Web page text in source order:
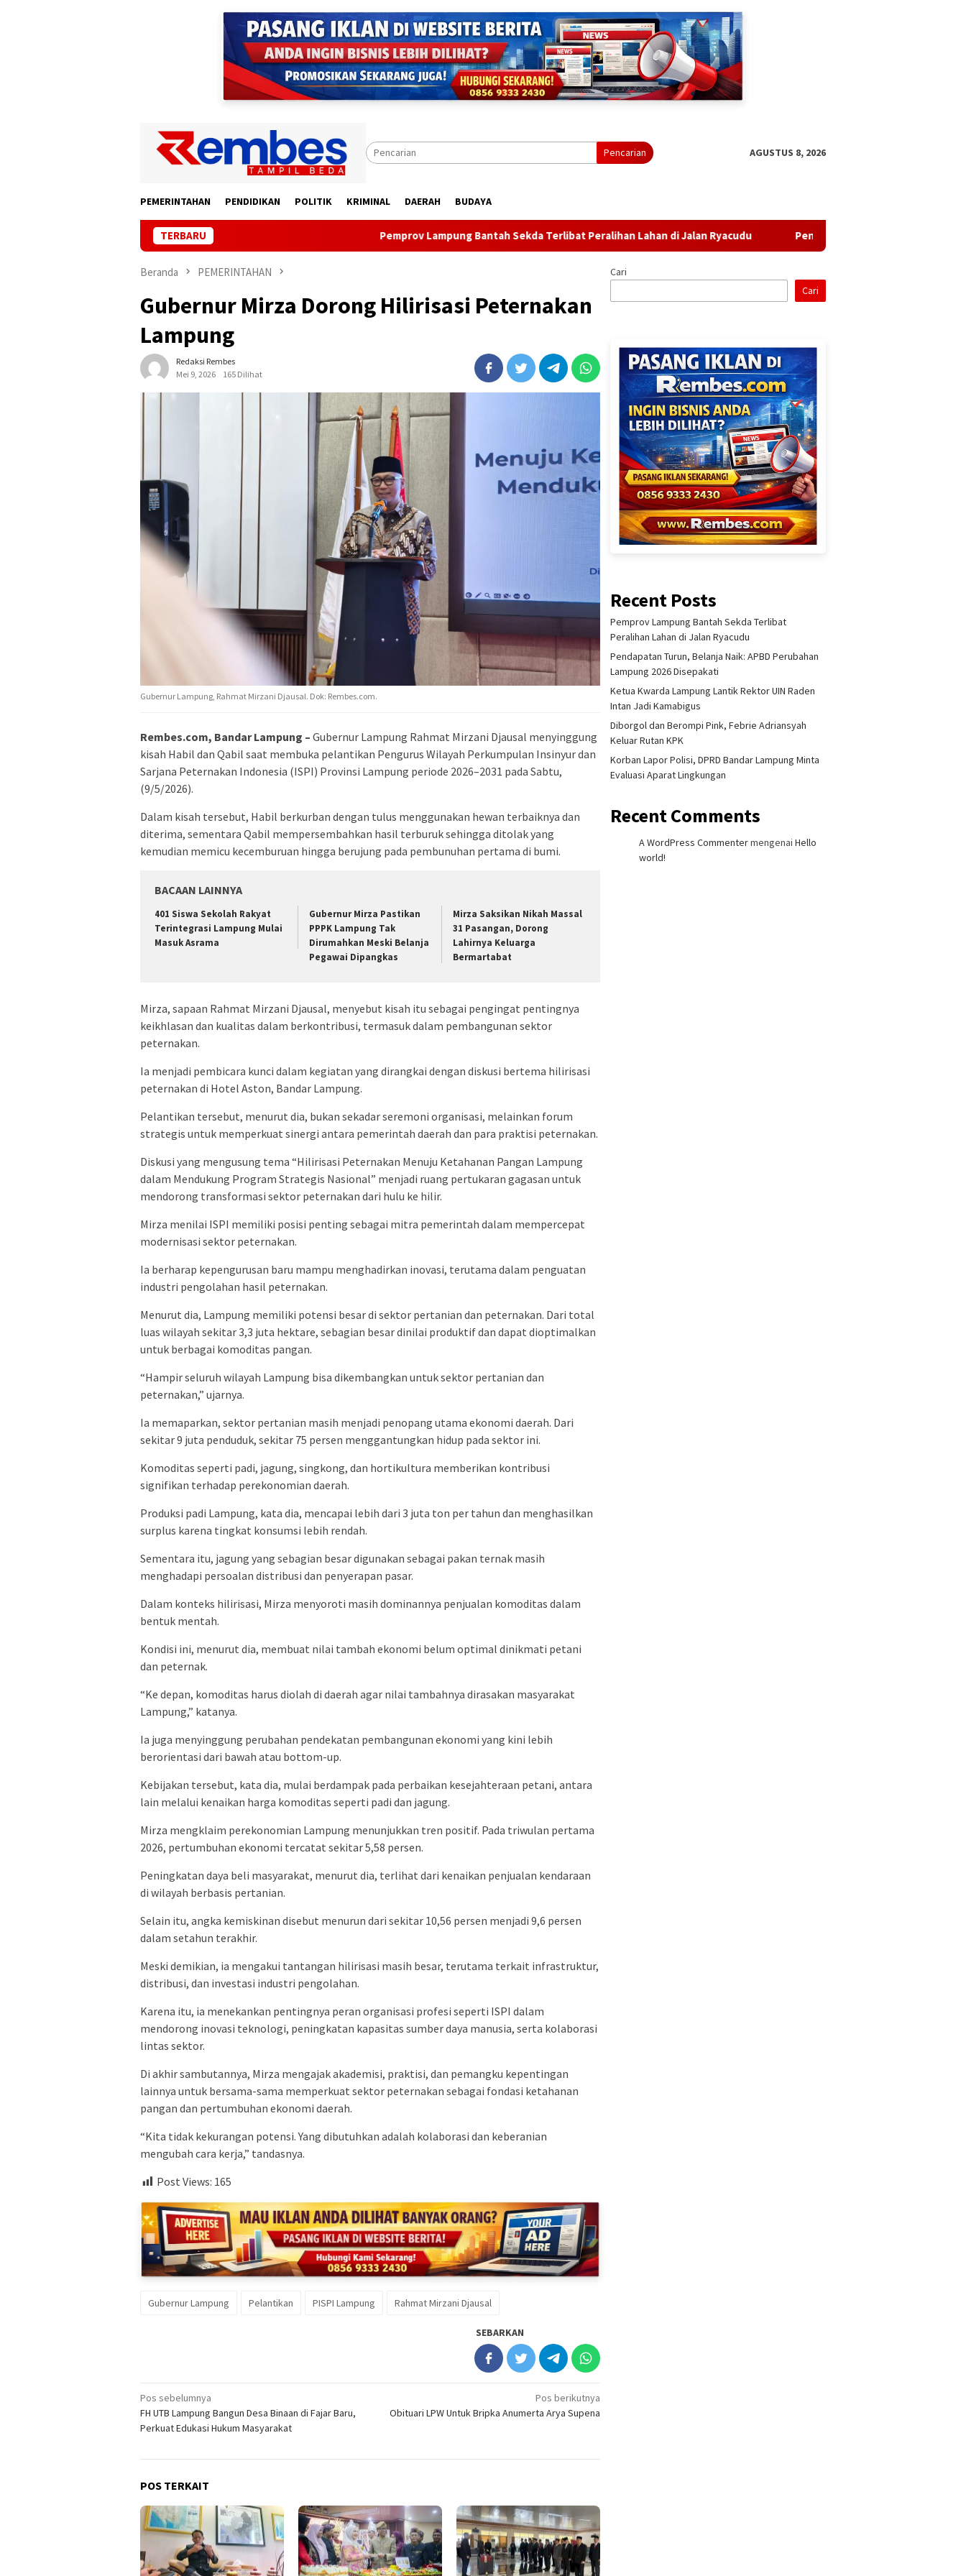
Pencarian AGUSTUS 8, 2026
PEMERINTAHAN PENDIDIKAN POLITIK KRIMINAL DAERAH BUDAYA
TERBARU Pemprov Lampung Bantah Sekda Terlibat Peralihan Lahan di Jalan Ryacudu Pendapatan Turun, Belanja Naik: APBD Perubahan
Beranda PEMERINTAHAN
Gubernur Mirza Dorong Hilirisasi Peternakan
Lampung
Redaksi Rembes
Mei 9, 2026
165 Dilihat
Gubernur Lampung, Rahmat Mirzani Djausal. Dok: Rembes.com.
Rembes.com, Bandar Lampung – Gubernur Lampung Rahmat Mirzani Djausal menyinggung
kisah Habil dan Qabil saat membuka pelantikan Pengurus Wilayah Perkumpulan Insinyur dan
Sarjana Peternakan Indonesia (ISPI) Provinsi Lampung periode 2026–2031 pada Sabtu,
(9/5/2026).
Dalam kisah tersebut, Habil berkurban dengan tulus menggunakan hewan terbaiknya dan
diterima, sementara Qabil mempersembahkan hasil terburuk sehingga ditolak yang
kemudian memicu kecemburuan hingga berujung pada pembunuhan pertama di bumi.
BACAAN LAINNYA
401 Siswa Sekolah Rakyat
Terintegrasi Lampung Mulai
Masuk Asrama
Gubernur Mirza Pastikan
PPPK Lampung Tak
Dirumahkan Meski Belanja
Pegawai Dipangkas
Mirza Saksikan Nikah Massal
31 Pasangan, Dorong
Lahirnya Keluarga
Bermartabat
Mirza, sapaan Rahmat Mirzani Djausal, menyebut kisah itu sebagai pengingat pentingnya
keikhlasan dan kualitas dalam berkontribusi, termasuk dalam pembangunan sektor
peternakan.
Ia menjadi pembicara kunci dalam kegiatan yang dirangkai dengan diskusi bertema hilirisasi
peternakan di Hotel Aston, Bandar Lampung.
Pelantikan tersebut, menurut dia, bukan sekadar seremoni organisasi, melainkan forum
strategis untuk memperkuat sinergi antara pemerintah daerah dan para praktisi peternakan.
Diskusi yang mengusung tema “Hilirisasi Peternakan Menuju Ketahanan Pangan Lampung
dalam Mendukung Program Strategis Nasional” menjadi ruang pertukaran gagasan untuk
mendorong transformasi sektor peternakan dari hulu ke hilir.
Mirza menilai ISPI memiliki posisi penting sebagai mitra pemerintah dalam mempercepat
modernisasi sektor peternakan.
Ia berharap kepengurusan baru mampu menghadirkan inovasi, terutama dalam penguatan
industri pengolahan hasil peternakan.
Menurut dia, Lampung memiliki potensi besar di sektor pertanian dan peternakan. Dari total
luas wilayah sekitar 3,3 juta hektare, sebagian besar dinilai produktif dan dapat dioptimalkan
untuk berbagai komoditas pangan.
“Hampir seluruh wilayah Lampung bisa dikembangkan untuk sektor pertanian dan
peternakan,” ujarnya.
Ia memaparkan, sektor pertanian masih menjadi penopang utama ekonomi daerah. Dari
sekitar 9 juta penduduk, sekitar 75 persen menggantungkan hidup pada sektor ini.
Komoditas seperti padi, jagung, singkong, dan hortikultura memberikan kontribusi
signifikan terhadap perekonomian daerah.
Produksi padi Lampung, kata dia, mencapai lebih dari 3 juta ton per tahun dan menghasilkan
surplus karena tingkat konsumsi lebih rendah.
Sementara itu, jagung yang sebagian besar digunakan sebagai pakan ternak masih
menghadapi persoalan distribusi dan penyerapan pasar.
Dalam konteks hilirisasi, Mirza menyoroti masih dominannya penjualan komoditas dalam
bentuk mentah.
Kondisi ini, menurut dia, membuat nilai tambah ekonomi belum optimal dinikmati petani
dan peternak.
“Ke depan, komoditas harus diolah di daerah agar nilai tambahnya dirasakan masyarakat
Lampung,” katanya.
Ia juga menyinggung perubahan pendekatan pembangunan ekonomi yang kini lebih
berorientasi dari bawah atau bottom-up.
Kebijakan tersebut, kata dia, mulai berdampak pada perbaikan kesejahteraan petani, antara
lain melalui kenaikan harga komoditas seperti padi dan jagung.
Mirza mengklaim perekonomian Lampung menunjukkan tren positif. Pada triwulan pertama
2026, pertumbuhan ekonomi tercatat sekitar 5,58 persen.
Peningkatan daya beli masyarakat, menurut dia, terlihat dari kenaikan penjualan kendaraan
di wilayah berbasis pertanian.
Selain itu, angka kemiskinan disebut menurun dari sekitar 10,56 persen menjadi 9,6 persen
dalam setahun terakhir.
Meski demikian, ia mengakui tantangan hilirisasi masih besar, terutama terkait infrastruktur,
distribusi, dan investasi industri pengolahan.
Karena itu, ia menekankan pentingnya peran organisasi profesi seperti ISPI dalam
mendorong inovasi teknologi, peningkatan kapasitas sumber daya manusia, serta kolaborasi
lintas sektor.
Di akhir sambutannya, Mirza mengajak akademisi, praktisi, dan pemangku kepentingan
lainnya untuk bersama-sama memperkuat sektor peternakan sebagai fondasi ketahanan
pangan dan pertumbuhan ekonomi daerah.
“Kita tidak kekurangan potensi. Yang dibutuhkan adalah kolaborasi dan keberanian
mengubah cara kerja,” tandasnya.
Post Views: 165
Gubernur Lampung Pelantikan PISPI Lampung Rahmat Mirzani Djausal
SEBARKAN
Navigasi
pos
Pos sebelumnya
FH UTB Lampung Bangun Desa Binaan di Fajar Baru,
Perkuat Edukasi Hukum Masyarakat
Pos berikutnya
Obituari LPW Untuk Bripka Anumerta Arya Supena
POS TERKAIT
Cari
Cari
Recent Posts
Pemprov Lampung Bantah Sekda Terlibat
Peralihan Lahan di Jalan Ryacudu
Pendapatan Turun, Belanja Naik: APBD Perubahan
Lampung 2026 Disepakati
Ketua Kwarda Lampung Lantik Rektor UIN Raden
Intan Jadi Kamabigus
Diborgol dan Berompi Pink, Febrie Adriansyah
Keluar Rutan KPK
Korban Lapor Polisi, DPRD Bandar Lampung Minta
Evaluasi Aparat Lingkungan
Recent Comments
A WordPress CommentermengenaiHello
world!